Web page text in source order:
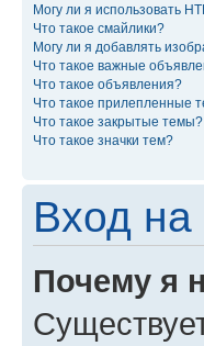
Могу ли я использовать
Что такое смайлики?
Могу ли я добавлять
Что такое важные
Что такое объявления?
Что такое прилепленные
Что такое закрытые темы?
Что такое значки тем?
Вход
Почему я